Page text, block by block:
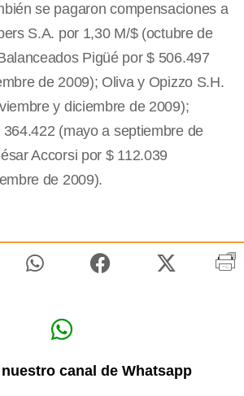
se pagaron compensaciones a
S.A. por 1,30 M/$ (octubre de
Pigüé por $ 506.497
de 2009); Oliva y Opizzo S.H.
y diciembre de 2009);
(mayo a septiembre de
Accorsi por $ 112.039
de 2009).
canal de Whatsapp